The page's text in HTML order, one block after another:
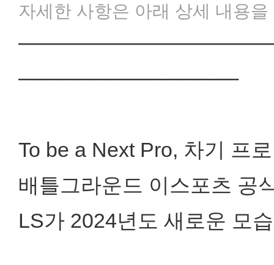
자세한 사항은 아래 상세 내용
───────────────
To be a Next Pro, 차기 프
배틀그라운드 이스포츠 공
LS가 2024년도 새로운 모